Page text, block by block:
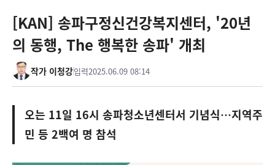
[KAN] 송파구정신건강복지센터, '20년
의 동행, The 행복한 송파' 개최
작가 이청강입력2025.06.09 08:14
오는 11일 16시 송파청소년센터서 기념식…지역주
민 등 2백여 명 참석